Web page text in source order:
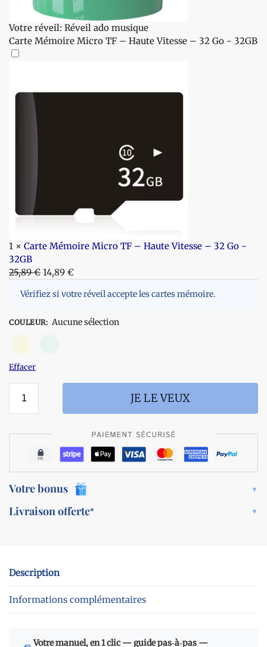
Votre réveil: Réveil ado musique
Carte Mémoire Micro TF – Haute Vitesse – 32 Go - 32GB
1 × Carte Mémoire Micro TF – Haute Vitesse – 32 Go -
32GB
25,89€ 14,89 €
Vérifiez si votre réveil accepte les cartes mémoire.
COULEUR: Aucune sélection
Effacer
JE LE VEUX
Votre bonus
Livraison offerte*
Description
Informations complémentaires
Votre manuel, en 1 clic — guide pas‑à‑pas —